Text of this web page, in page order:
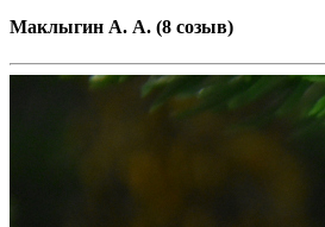
Маклыгин А. А. (8 созыв)